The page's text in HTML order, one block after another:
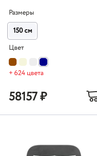
Размеры
150 см
Цвет
+ 624 цвета
58157₽